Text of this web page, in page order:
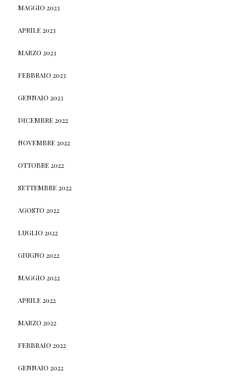
MAGGIO 2023
APRILE 2023
MARZO 2023
FEBBRAIO 2023
GENNAIO 2023
DICEMBRE 2022
NOVEMBRE 2022
OTTOBRE 2022
SETTEMBRE 2022
AGOSTO 2022
LUGLIO 2022
GIUGNO 2022
MAGGIO 2022
APRILE 2022
MARZO 2022
FEBBRAIO 2022
GENNAIO 2022